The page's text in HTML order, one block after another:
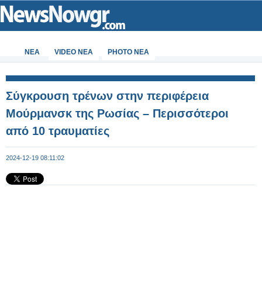
ΝΕΑ VIDEO NEA PHOTO NEA
Σύγκρουση τρένων στην περιφέρεια
Μούρμανσκ της Ρωσίας – Περισσότεροι
από 10 τραυματίες
2024-12-19 08:11:02